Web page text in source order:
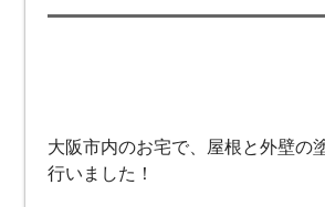
大阪市内のお宅で、屋根と外壁の
行いました！